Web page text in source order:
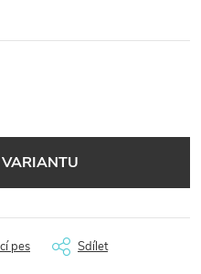
pes Sdílet